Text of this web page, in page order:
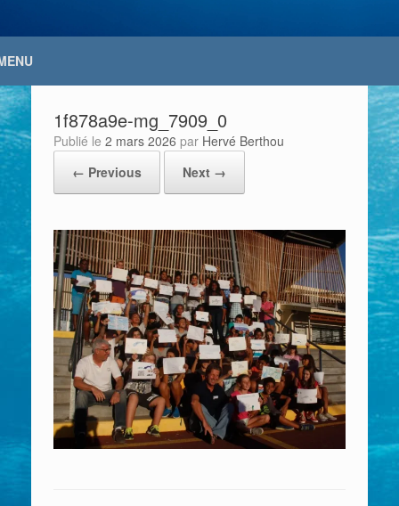
1f878a9e-mg_7909_0
Publié le 2 mars 2026 par Hervé Berthou
← Previous
Next →